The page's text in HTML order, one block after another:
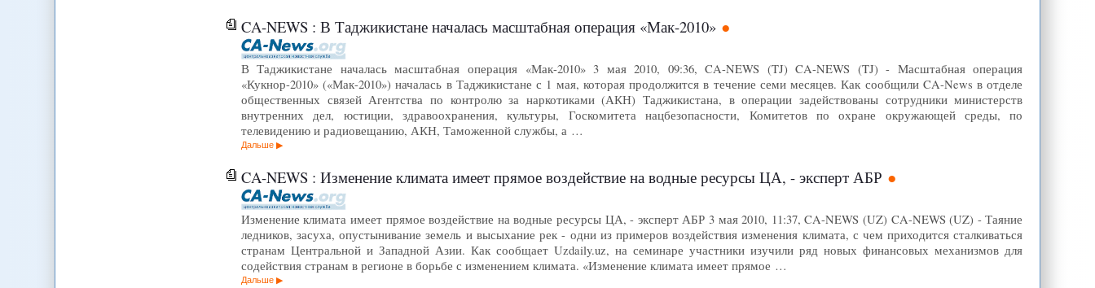
CA-NEWS : В Таджикистане началась масштабная операция «Мак-2010»
В Таджикистане началась масштабная операция «Мак-2010» 3 мая 2010, 09:36, CA-NEWS (TJ) CA-NEWS (TJ) - Масштабная операция
«Кукнор-2010» («Мак-2010») началась в Таджикистане с 1 мая, которая продолжится в течение семи месяцев. Как сообщили CA-News в отделе
общественных связей Агентства по контролю за наркотиками (АКН) Таджикистана, в операции задействованы сотрудники министерств
внутренних дел, юстиции, здравоохранения, культуры, Госкомитета нацбезопасности, Комитетов по охране окружающей среды, по
телевидению и радиовещанию, АКН, Таможенной службы, а …
Дальше
CA-NEWS : Изменение климата имеет прямое воздействие на водные ресурсы ЦА, - эксперт АБР
Изменение климата имеет прямое воздействие на водные ресурсы ЦА, - эксперт АБР 3 мая 2010, 11:37, CA-NEWS (UZ) CA-NEWS (UZ) - Таяние
ледников, засуха, опустынивание земель и высыхание рек - одни из примеров воздействия изменения климата, с чем приходится сталкиваться
странам Центральной и Западной Азии. Как сообщает Uzdaily.uz, на семинаре участники изучили ряд новых финансовых механизмов для
содействия странам в регионе в борьбе с изменением климата. «Изменение климата имеет прямое …
Дальше